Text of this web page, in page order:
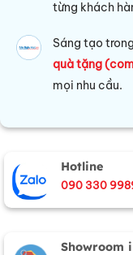
từng khách
Sáng tạo
quà tặng
mọi nhu cầu.
Hotline
090 330
Showroom